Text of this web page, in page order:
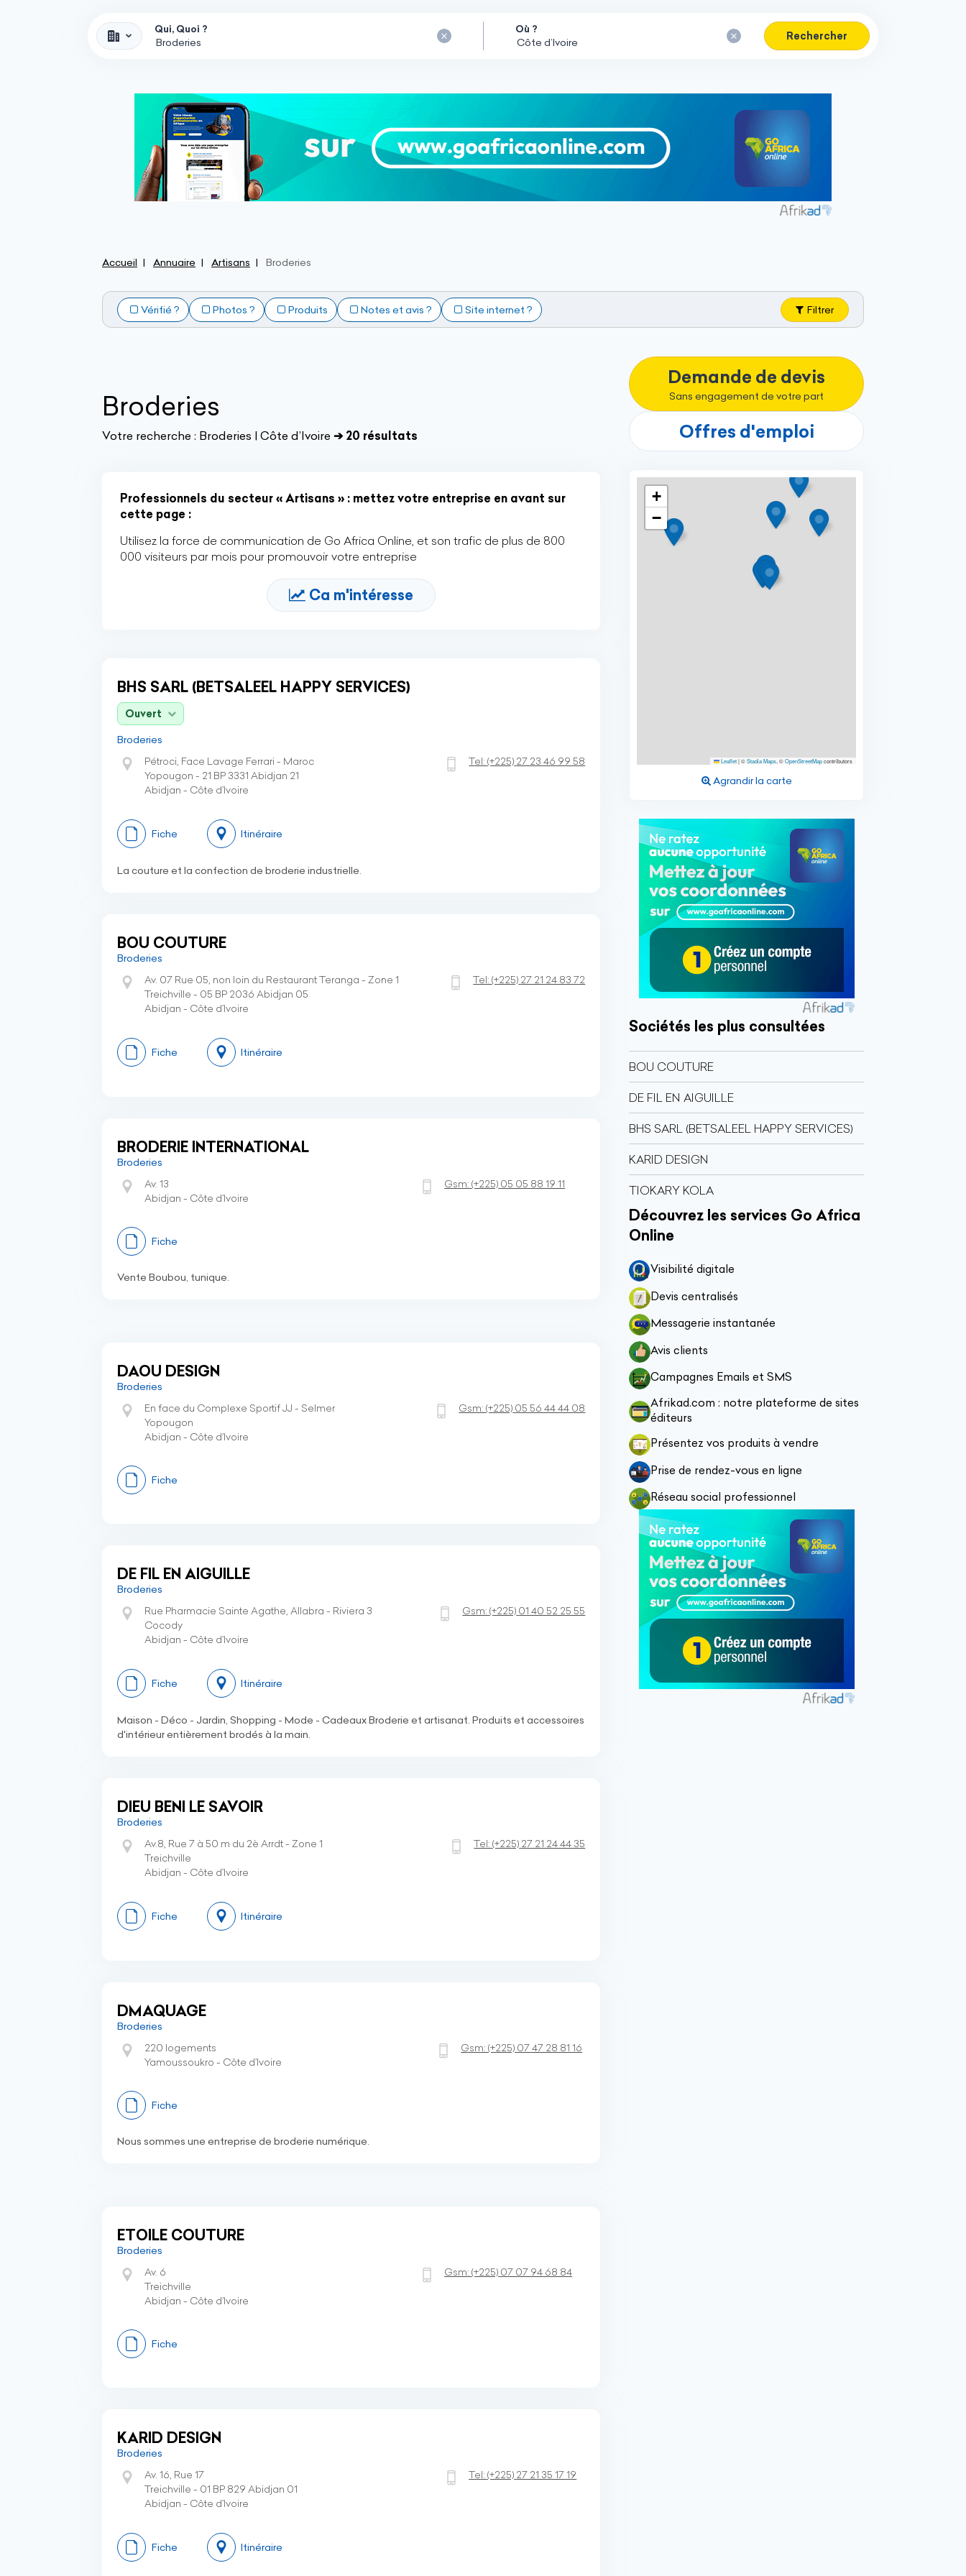
Qui, Quoi ? Où ?
Rechercher
Accueil Annuaire Artisans Broderies
Vérifié ? Photos ? Produits Notes et avis ? Site internet ? Filtrer
Broderies
Votre recherche : Broderies | Côte d’Ivoire ➔ 20 résultats
Professionnels du secteur « Artisans » : mettez votre entreprise en avant sur
cette page :
Utilisez la force de communication de Go Africa Online, et son trafic de plus de 800
000 visiteurs par mois pour promouvoir votre entreprise
Ca m'intéresse
BHS SARL (BETSALEEL HAPPY SERVICES)
Ouvert
Broderies
Pétroci, Face Lavage Ferrari - Maroc
Yopougon - 21 BP 3331 Abidjan 21
Abidjan - Côte d’Ivoire
Tel:(+225) 27 23 46 99 58
Fiche Itinéraire
La couture et la confection de broderie industrielle.
BOU COUTURE
Broderies
Av. 07 Rue 05, non loin du Restaurant Teranga - Zone 1
Treichville - 05 BP 2036 Abidjan 05
Abidjan - Côte d’Ivoire
Tel:(+225) 27 21 24 83 72
Fiche Itinéraire
BRODERIE INTERNATIONAL
Broderies
Av. 13
Abidjan - Côte d’Ivoire
Gsm:(+225) 05 05 88 19 11
Fiche
Vente Boubou, tunique.
DAOU DESIGN
Broderies
En face du Complexe Sportif JJ - Selmer
Yopougon
Abidjan - Côte d’Ivoire
Gsm:(+225) 05 56 44 44 08
Fiche
DE FIL EN AIGUILLE
Broderies
Rue Pharmacie Sainte Agathe, Allabra - Riviera 3
Cocody
Abidjan - Côte d’Ivoire
Gsm:(+225) 01 40 52 25 55
Fiche Itinéraire
Maison - Déco - Jardin, Shopping - Mode - Cadeaux Broderie et artisanat. Produits et accessoires
d'intérieur entièrement brodés à la main.
DIEU BENI LE SAVOIR
Broderies
Av.8, Rue 7 à 50 m du 2è Arrdt - Zone 1
Treichville
Abidjan - Côte d’Ivoire
Tel:(+225) 27 21 24 44 35
Fiche Itinéraire
DMAQUAGE
Broderies
220 logements
Yamoussoukro - Côte d’Ivoire
Gsm:(+225) 07 47 28 81 16
Fiche
Nous sommes une entreprise de broderie numérique.
ETOILE COUTURE
Broderies
Av. 6
Treichville
Abidjan - Côte d’Ivoire
Gsm:(+225) 07 07 94 68 84
Fiche
KARID DESIGN
Broderies
Av. 16, Rue 17
Treichville - 01 BP 829 Abidjan 01
Abidjan - Côte d’Ivoire
Tel:(+225) 27 21 35 17 19
Fiche Itinéraire
Demande de devis
Sans engagement de votre part
Offres d'emploi
+
−
Leaflet|©Stadia Maps, ©OpenStreetMapcontributors
Agrandir la carte
Sociétés les plus consultées
BOU COUTURE
DE FIL EN AIGUILLE
BHS SARL (BETSALEEL HAPPY SERVICES)
KARID DESIGN
TIOKARY KOLA
Découvrez les services Go Africa
Online
Visibilité digitale
Devis centralisés
Messagerie instantanée
Avis clients
Campagnes Emails et SMS
Afrikad.com : notre plateforme de sites
éditeurs
Présentez vos produits à vendre
Prise de rendez-vous en ligne
Réseau social professionnel